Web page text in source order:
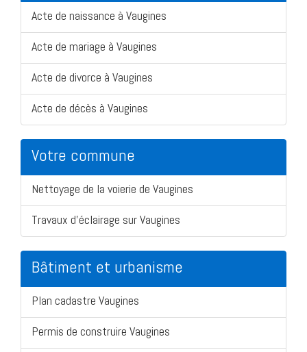
Acte de naissance à Vaugines
Acte de mariage à Vaugines
Acte de divorce à Vaugines
Acte de décès à Vaugines
Votre commune
Nettoyage de la voierie de Vaugines
Travaux d'éclairage sur Vaugines
Bâtiment et urbanisme
Plan cadastre Vaugines
Permis de construire Vaugines